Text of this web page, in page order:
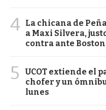
4 La chicana de
a Maxi Silvera,
contra ante Boston
5
UCOT extiende el
chofer y un
lunes